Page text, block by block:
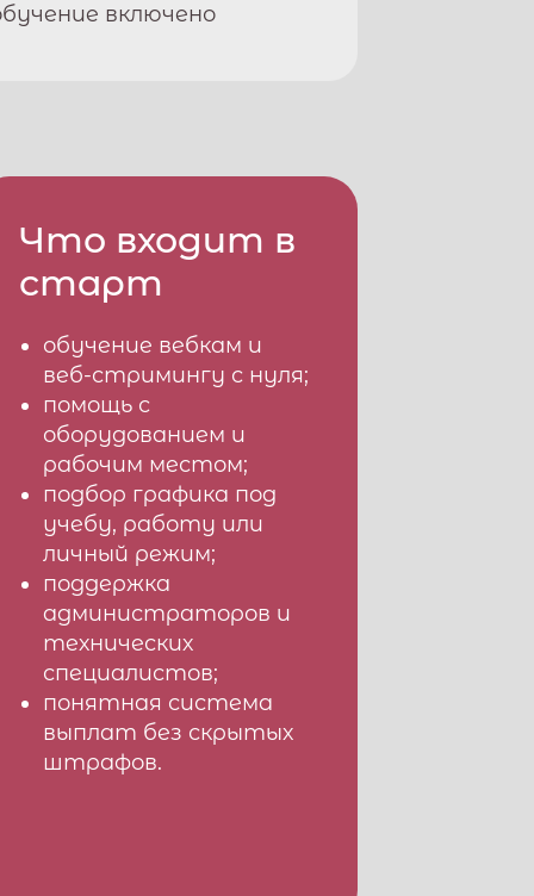
включено
Что входит в
старт
обучение вебкам и
веб-стримингу с нуля;
помощь с
оборудованием и
рабочим местом;
подбор графика под
учебу, работу или
личный режим;
поддержка
администраторов и
технических
специалистов;
понятная система
выплат без скрытых
штрафов.